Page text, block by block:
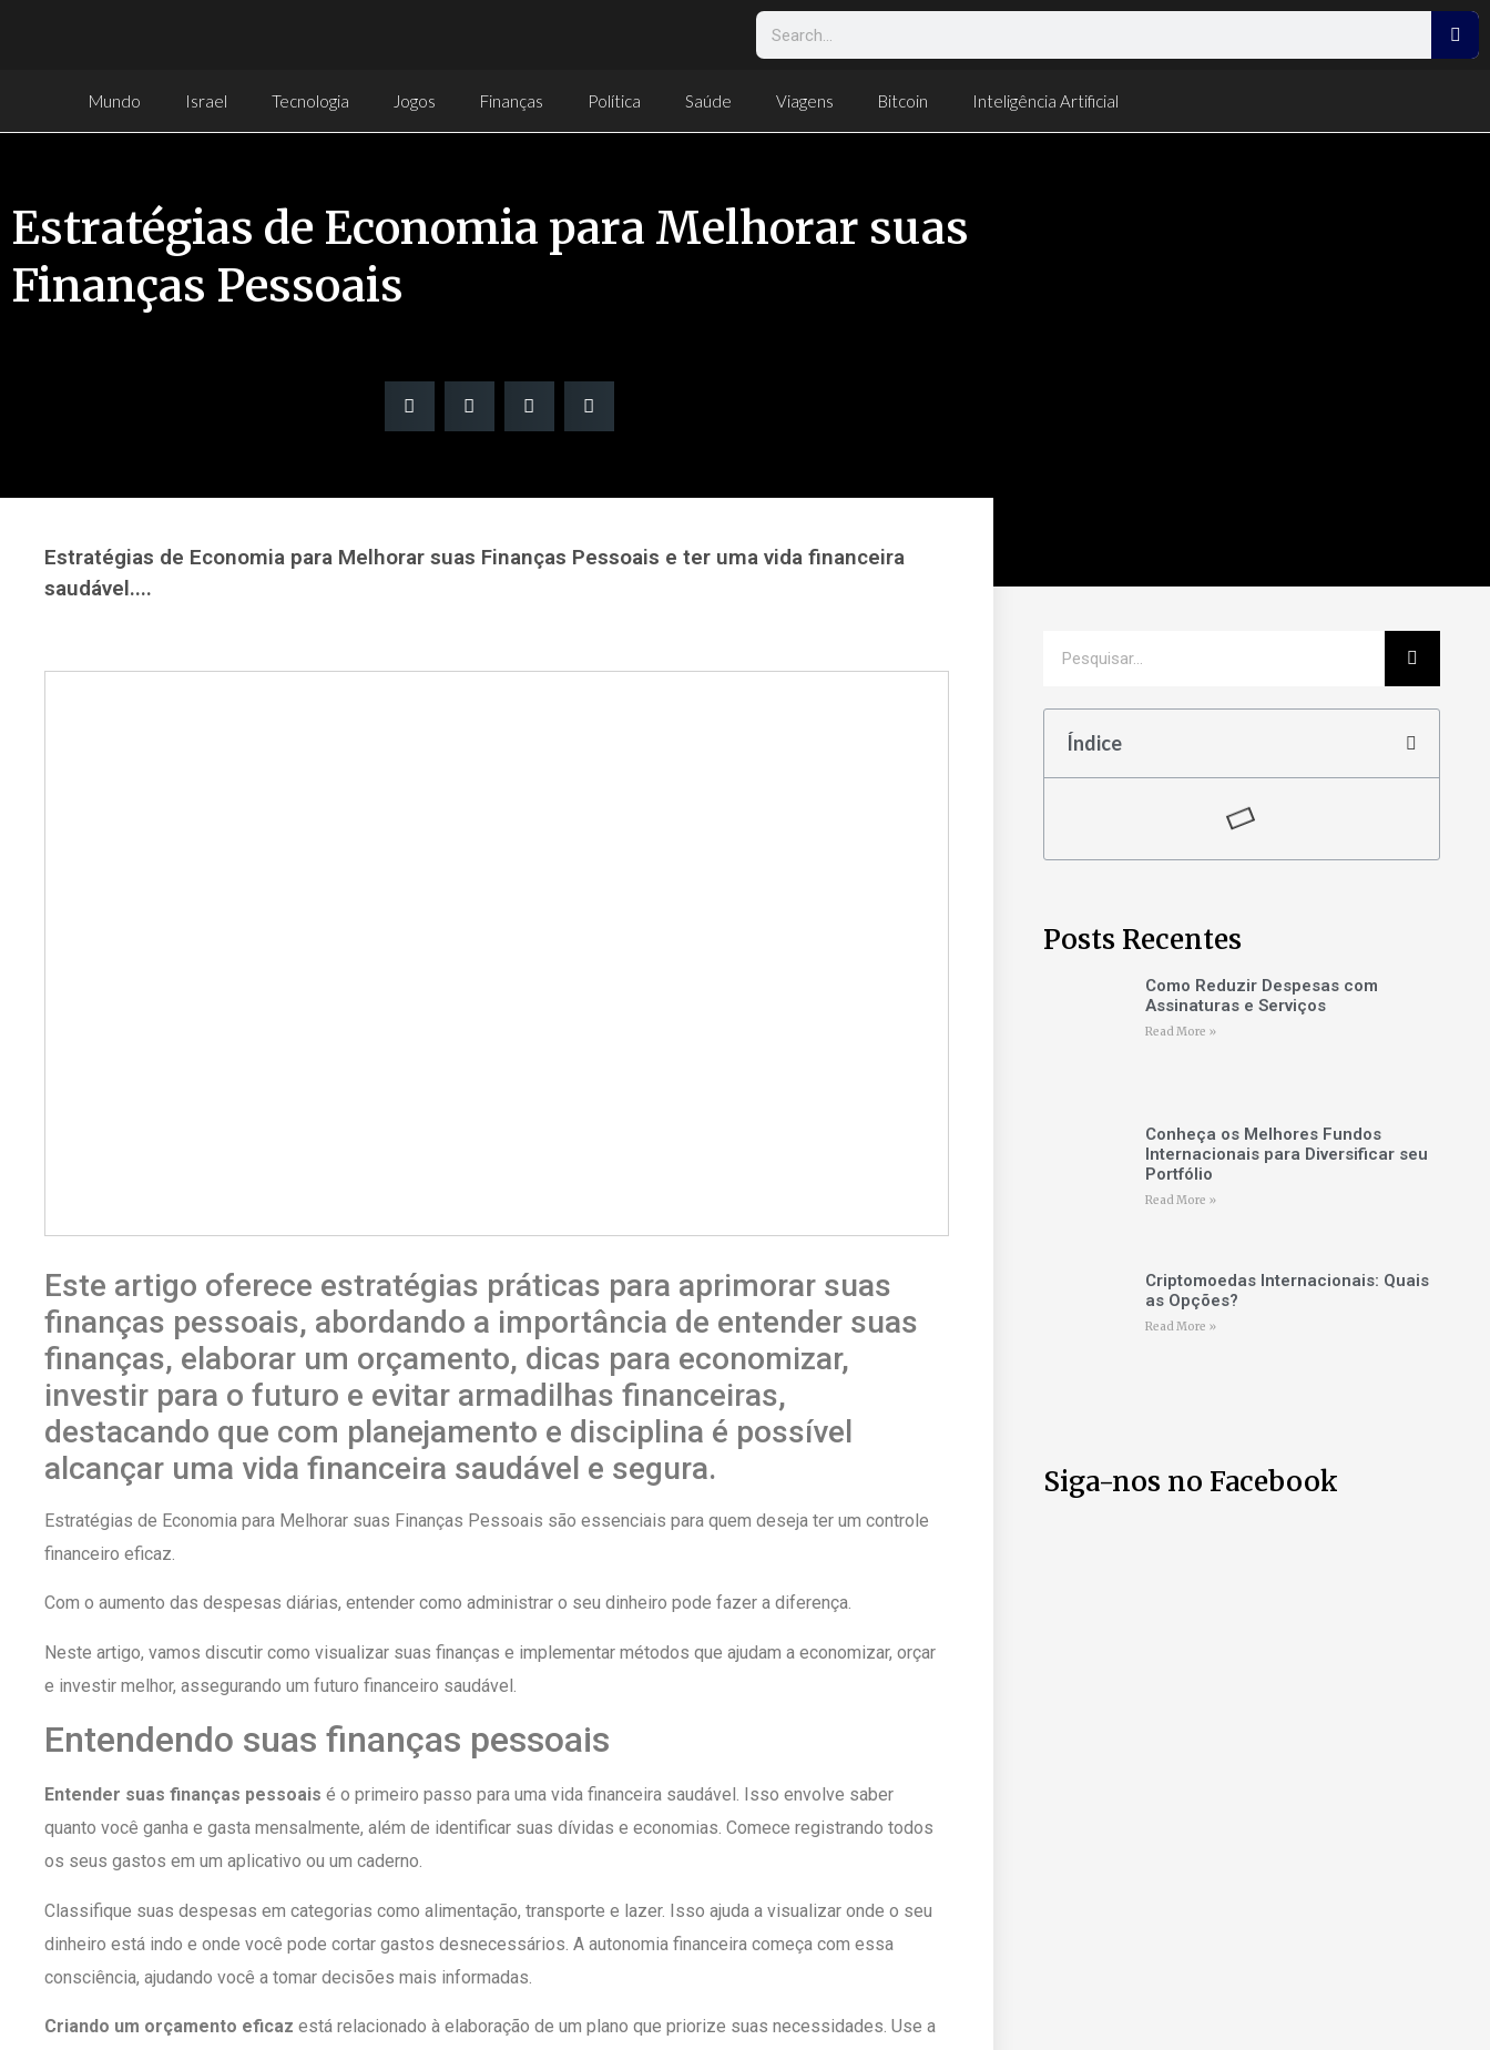
Mundo Israel Tecnologia Jogos Finanças Política Saúde Viagens Bitcoin Inteligência Artificial
Estratégias de Economia para Melhorar suas
Finanças Pessoais
Estratégias de Economia para Melhorar suas Finanças Pessoais e ter uma vida financeira
saudável....
Este artigo oferece estratégias práticas para aprimorar suas
finanças pessoais, abordando a importância de entender suas
finanças, elaborar um orçamento, dicas para economizar,
investir para o futuro e evitar armadilhas financeiras,
destacando que com planejamento e disciplina é possível
alcançar uma vida financeira saudável e segura.
Estratégias de Economia para Melhorar suas Finanças Pessoais são essenciais para quem deseja ter um controle
financeiro eficaz.
Com o aumento das despesas diárias, entender como administrar o seu dinheiro pode fazer a diferença.
Neste artigo, vamos discutir como visualizar suas finanças e implementar métodos que ajudam a economizar, orçar
e investir melhor, assegurando um futuro financeiro saudável.
Entendendo suas finanças pessoais
Entender suas finanças pessoais é o primeiro passo para uma vida financeira saudável. Isso envolve saber
quanto você ganha e gasta mensalmente, além de identificar suas dívidas e economias. Comece registrando todos
os seus gastos em um aplicativo ou um caderno.
Classifique suas despesas em categorias como alimentação, transporte e lazer. Isso ajuda a visualizar onde o seu
dinheiro está indo e onde você pode cortar gastos desnecessários. A autonomia financeira começa com essa
consciência, ajudando você a tomar decisões mais informadas.
Criando um orçamento eficaz está relacionado à elaboração de um plano que priorize suas necessidades. Use a
Índice
Posts Recentes
Como Reduzir Despesas com
Assinaturas e Serviços
Read More »
Conheça os Melhores Fundos
Internacionais para Diversificar seu
Portfólio
Read More »
Criptomoedas Internacionais: Quais
as Opções?
Read More »
Siga-nos no Facebook